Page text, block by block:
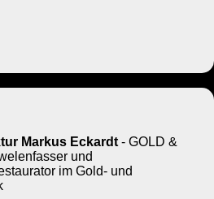
Markus Eckardt - GOLD &
und
im Gold- und